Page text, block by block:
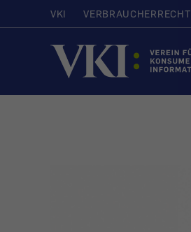
VKI VERBRAUCHERRECHT
Startseite